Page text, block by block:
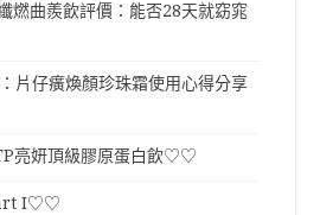
曲羨飲評價：能否28天就窈窕
片仔癀煥顏珍珠霜使用心得分享
亮妍頂級膠原蛋白飲♡♡
I♡♡